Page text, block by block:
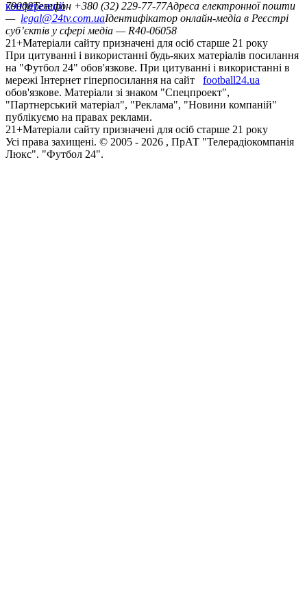
конференцій
79008Телефон +380 (32) 229-77-77Адреса електронної пошти
— legal@24tv.com.uaІдентифікатор онлайн-медіа в Реєстрі
суб’єктів у сфері медіа — R40-06058
21+Матеріали сайту призначені для осіб старше 21 року
При цитуванні і використанні будь-яких матеріалів посилання
на "Футбол 24" обов'язкове. При цитуванні і використанні в
мережі Інтернет гіперпосилання на сайт
football24.ua
обов'язкове. Матеріали зі знаком "Спецпроект",
"Партнерський матеріал", "Реклама", "Новини компаній"
публікуємо на правах реклами.
21+Матеріали сайту призначені для осіб старше 21 року
Усi права захищенi. © 2005 - 2026 , ПрАТ "Телерадіокомпанія
Люкс". "Футбол 24".